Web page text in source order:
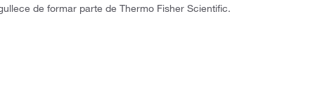
de formar parte de Thermo Fisher Scientific.